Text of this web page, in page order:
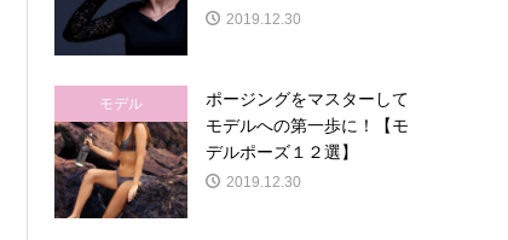
2019.12.30
モデル
ポージングをマスターして
モデルへの第一歩に！【モ
デルポーズ１２選】
2019.12.30